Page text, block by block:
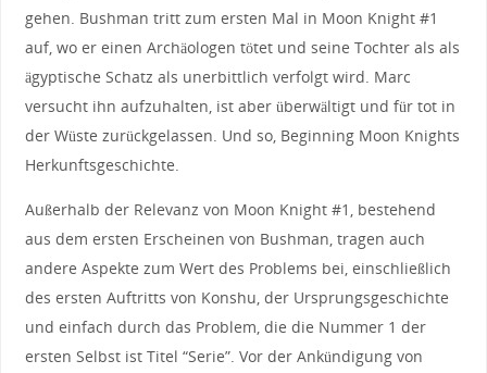
gehen. Bushman tritt zum ersten Mal in Moon Knight #1
auf, wo er einen Archäologen tötet und seine Tochter als als
ägyptische Schatz als unerbittlich verfolgt wird. Marc
versucht ihn aufzuhalten, ist aber überwältigt und für tot in
der Wüste zurückgelassen. Und so, Beginning Moon Knights
Herkunftsgeschichte.
Außerhalb der Relevanz von Moon Knight #1, bestehend
aus dem ersten Erscheinen von Bushman, tragen auch
andere Aspekte zum Wert des Problems bei, einschließlich
des ersten Auftritts von Konshu, der Ursprungsgeschichte
und einfach durch das Problem, die die Nummer 1 der
ersten Selbst ist Titel “Serie”. Vor der Ankündigung von